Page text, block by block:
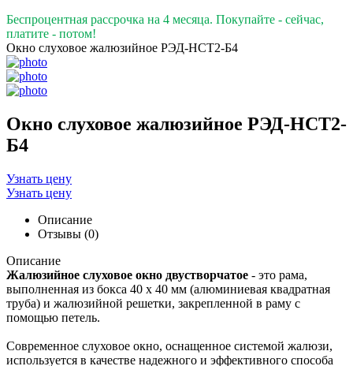
Беспроцентная рассрочка на 4 месяца. Покупайте - сейчас,
платите - потом!
Окно слуховое жалюзийное РЭД-НСТ2-Б4
Окно слуховое жалюзийное РЭД-НСТ2-
Б4
Узнать цену
Узнать цену
Описание
Отзывы (0)
Описание
Жалюзийное слуховое окно двустворчатое - это рама,
выполненная из бокса 40 х 40 мм (алюминиевая квадратная
труба) и жалюзийной решетки, закрепленной в раму с
помощью петель.
Современное слуховое окно, оснащенное системой жалюзи,
используется в качестве надежного и эффективного способа